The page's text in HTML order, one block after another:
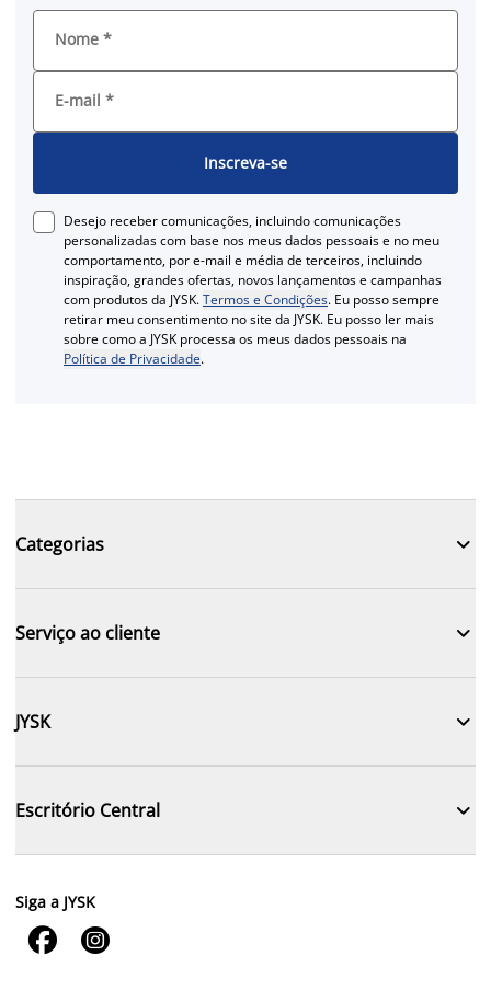
Nome *
E-mail *
Inscreva-se
Desejo receber comunicações, incluindo comunicações
personalizadas com base nos meus dados pessoais e no meu
comportamento, por e-mail e média de terceiros, incluindo
inspiração, grandes ofertas, novos lançamentos e campanhas
com produtos da JYSK.Termos e Condições. Eu posso sempre
retirar meu consentimento no site da JYSK. Eu posso ler mais
sobre como a JYSK processa os meus dados pessoais na
Política de Privacidade.
Categorias 
Serviço ao cliente 
JYSK 
Escritório Central 
Siga a JYSK
 